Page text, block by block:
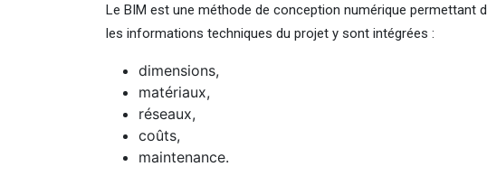
Le BIM est une méthode de conception numérique permettant
les informations techniques du projet y sont intégrées :
dimensions,
matériaux,
réseaux,
coûts,
maintenance.